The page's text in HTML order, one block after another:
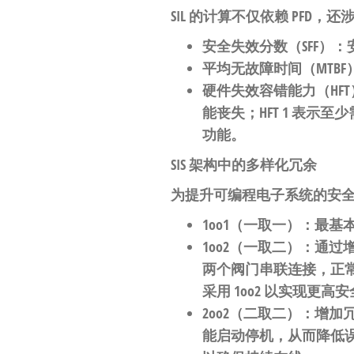
SIL 的计算不仅依赖 PFD，
安全失效分数（SFF）
平均无故障时间（MTBF
硬件失效容错能力（
能丧失；HFT 1 表示至
功能。
SIS 架构中的多样化冗余
为提升可编程电子系统的安全
1oo1（一取一）
：最基
1oo2（一取二）
：通过
两个阀门串联连接，正
采用 1oo2 以实现更高
2oo2（二取二）
：增加
能启动停机，从而降低